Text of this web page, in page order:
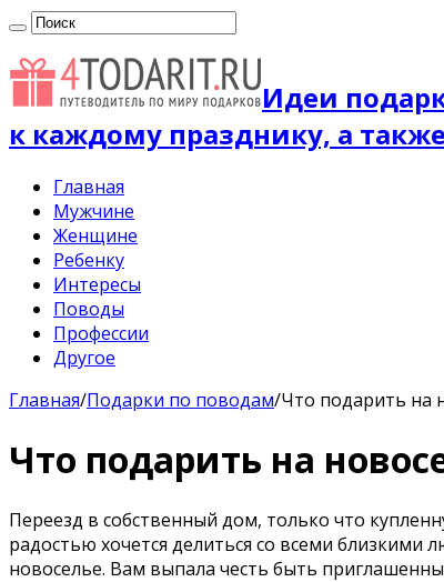
Идеи
к каждому празднику, а
Главная
Мужчине
Женщине
Ребенку
Интересы
Поводы
Профессии
Другое
Главная/Подарки по поводам/Что подарить на
Что подарить на
Переезд в собственный дом, только что
радостью хочется делиться со всеми
новоселье. Вам выпала честь быть